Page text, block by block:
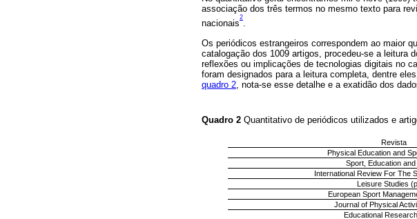
associação dos três termos no mesmo texto para
nacionais
2
.
Os periódicos estrangeiros correspondem ao maior
catalogação dos 1009 artigos, procedeu-se a leitura
reflexões ou implicações de tecnologias digitais no
foram designados para a leitura completa, dentre
quadro 2 , nota-se esse detalhe e a exatidão dos
Quadro 2 Quantitativo de periódicos utilizados e
Revista
Physical Education and
Sport, Education
International Review For The
Leisure Studies
European Sport
Journal of Physical
Educational